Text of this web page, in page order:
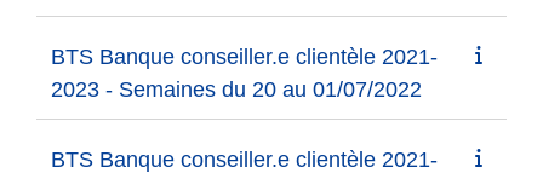
BTS Banque conseiller.e clientèle 2021-
2023 - Semaines du 20 au 01/07/2022
BTS Banque conseiller.e clientèle 2021-